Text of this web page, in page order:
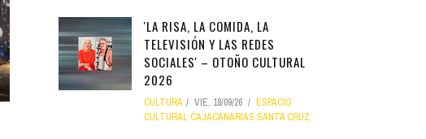
'LA RISA, LA COMIDA, LA
TELEVISIÓN Y LAS REDES
SOCIALES' – OTOÑO CULTURAL
2026
CULTURA VIE, 18/09/26
ESPACIO
CULTURAL CAJACANARIAS SANTA CRUZ